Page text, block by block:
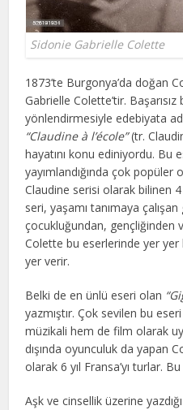
Sidonie Gabrielle Colette
1873’te Burgonya’da doğan
Gabrielle Colette’tir.
yönlendirmesiyle edebiyata
“Claudine à l’école”(tr.
hayatını konu ediniyordu. Bu
yayımlandığında çok popüler
Claudine serisi olarak bilinen
seri, yaşamı tanımaya çalışan
çocukluğundan, gençliğinden
Colette bu eserlerinde yer yer
yer verir.
Belki de en ünlü eseri olan
yazmıştır. Çok sevilen bu
müzikali hem de film olarak
dışında oyunculuk da yapan
olarak 6 yıl Fransa’yı turlar.
Aşk ve cinsellik üzerine yazdığı